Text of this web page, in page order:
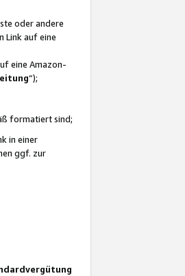
oder andere
Link auf eine
eine Amazon-
“);
formatiert sind;
in einer
ggf. zur